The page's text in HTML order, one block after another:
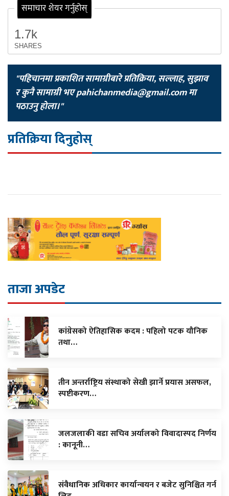
समाचार शेयर गर्नुहोस्
1.7k
SHARES
"पहिचानमा प्रकाशित सामाग्रीबारे प्रतिक्रिया, सल्लाह, सुझाव
र कुनै सामाग्री भएpahichanmedia@gmail.comमा
पठाउनु होला।"
प्रतिक्रिया दिनुहोस्
ताजा अपडेट
कांग्रेसको ऐतिहासिक कदम : पहिलो पटक यौनिक
तथा…
तीन अन्तर्राष्ट्रिय संस्थाको सेखी झार्ने प्रयास असफल,
स्पष्टीकरण…
जलजलाकी वडा सचिव अर्यालको विवादास्पद निर्णय
: कानूनी…
संवैधानिक अधिकार कार्यान्वयन र बजेट सुनिश्चित गर्न